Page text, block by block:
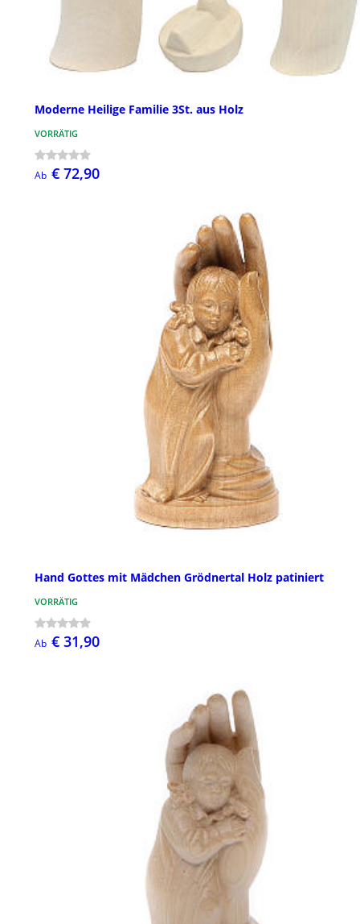
Moderne Heilige Familie 3St. aus Holz
VORRÄTIG
Ab € 72,90
Hand Gottes mit Mädchen Grödnertal Holz patiniert
VORRÄTIG
Ab € 31,90